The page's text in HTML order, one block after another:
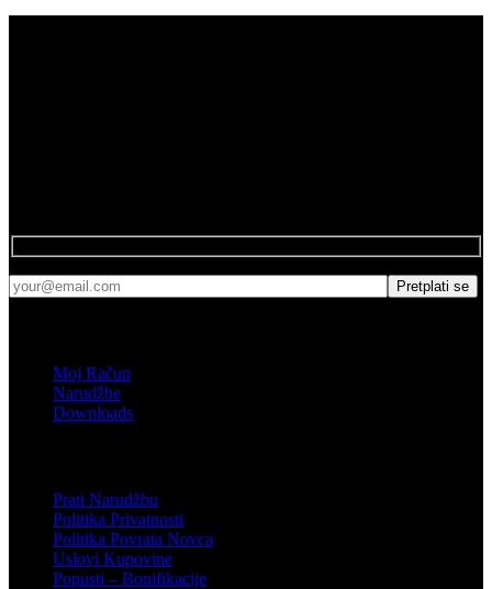
Moj Račun
Narudžbe
Downloads
Prati Narudžbu
Politika Privatnosti
Politika Povrata Novca
Uslovi Kupovine
Popusti – Bonifikacije